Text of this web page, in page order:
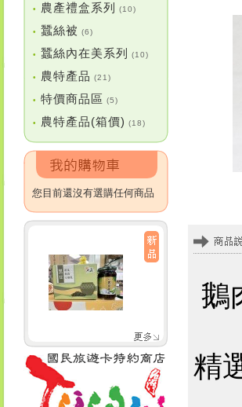
• 農產禮盒系列 (10)
• 蠶絲被 (6)
• 蠶絲內在美系列 (10)
• 農特產品 (21)
• 特價商品區 (5)
• 農特產品(箱價) (18)
您目前還沒有選購任何商品
鵝
精